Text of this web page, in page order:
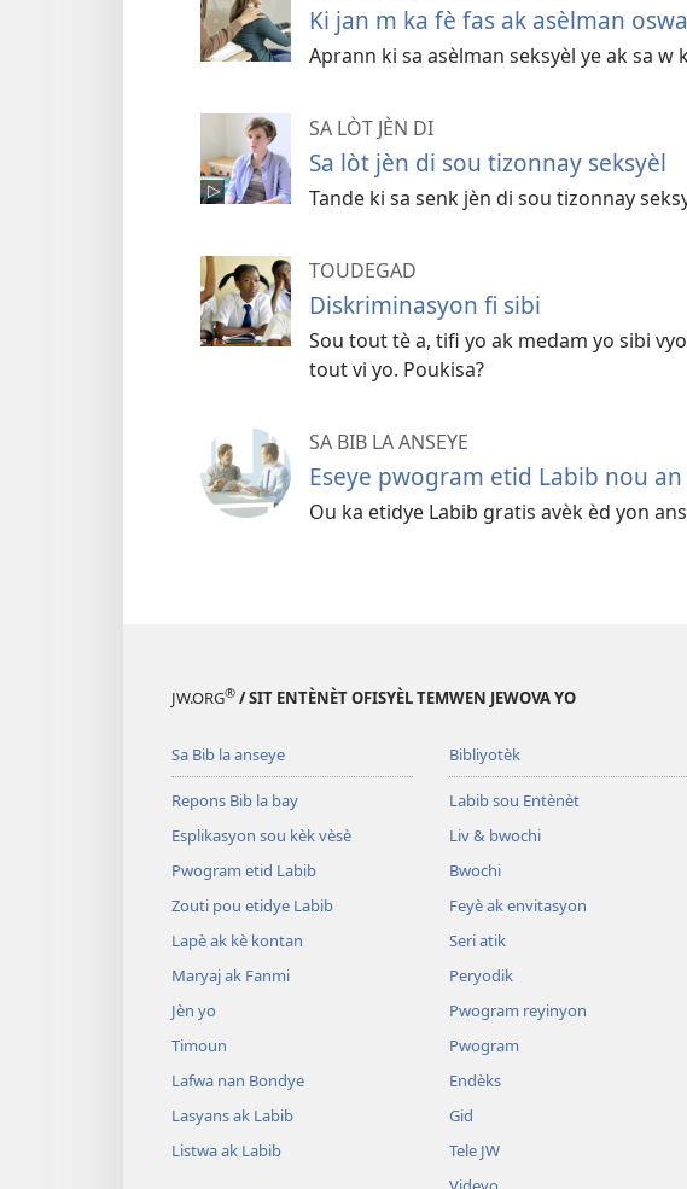
Ki jan m ka fè fas ak asèlman
Aprann ki sa asèlman seksyèl ye ak sa w
SA LÒT JÈN DI
Sa lòt jèn di sou tizonnay seksyèl
Tande ki sa senk jèn di sou tizonnay
TOUDEGAD
Diskriminasyon fi sibi
Sou tout tè a, tifi yo ak medam yo sibi
tout vi yo. Poukisa?
SA BIB LA ANSEYE
Eseye pwogram etid Labib nou an
Ou ka etidye Labib gratis avèk èd yon
JW.ORG® / SIT ENTÈNÈT OFISYÈL TEMWEN JEWOVA YO
Sa Bib la anseye
Repons Bib la bay
Esplikasyon sou kèk vèsè
Pwogram etid Labib
Zouti pou etidye Labib
Lapè ak kè kontan
Maryaj ak Fanmi
Jèn yo
Timoun
Lafwa nan Bondye
Lasyans ak Labib
Listwa ak Labib
Bibliyotèk
Labib sou Entènèt
Liv & bwochi
Bwochi
Feyè ak envitasyon
Seri atik
Peryodik
Pwogram reyinyon
Pwogram
Endèks
Gid
Tele JW